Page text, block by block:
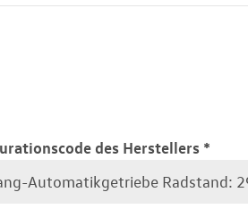
des Herstellers *